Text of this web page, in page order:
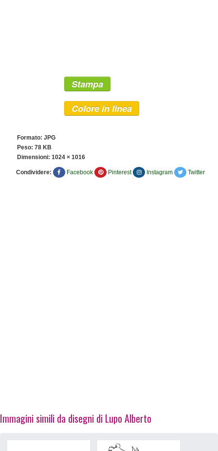
Stampa
Colore in linea
Formato: JPG
Peso: 78 KB
Dimensioni: 1024 × 1016
Condividere: Facebook Pinterest Instagram Twitter
Immagini simili da disegni di Lupo Alberto